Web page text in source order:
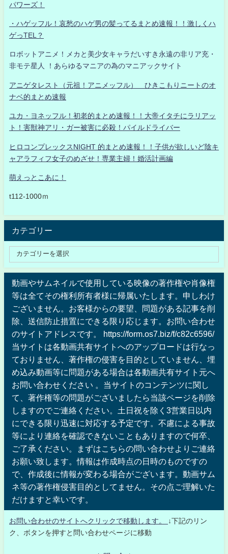
パワーズ！
・ハゲッフル！哀愁のハゲ男の髪ってるまとめ速報！！激しくハ
ゲっTEL？
ロボットアニメ！メカと美少女キャラだいすき永遠の非リア充・
非モテ星人 ！あらゆるマニアの為のマニアックサイト
アニゲタレスト（元祖！アニメッフル） ひきこもりニートのオ
ナベ的まとめ速報
ユカ・ヨネッフル！初老的まとめ速報！！大帝イタチにラリアッ
ト！害獣神アリ・ガー被害に必殺！パイルドライバー
ヒロコンプレックスNIGHT 的まとめ速報！！子供が欲しいど陰キ
ャアラフィフ女子のめざせ！専業主婦！婚活計画編
萌えっとこあに！
t112-1000ｍ
カテゴリー
動画やサムネイルで使用している映像の著作権や肖像権
等は全てその権利所有者様に帰属いたします。申しわけ
ございません。お客様からの要望、問題がある記事を削
除、送信防止措置にできる限り応じます。お問い合わせ
のサイトアドレスです。 https://form.os7.biz/f/c82c6596/
当サイトは各動画共有サイトへのアップロードは行なっ
ておりません、著作権の侵害を目的としていません、埋
め込み動画等に問題がある場合は各動画共有サイト元へ
お問い合わせください 。当サイトのコンテンツに関し
て、著作権等の問題がございましたら当該ページを削除
しますのでご連絡ください。土日祝を除く3営業日以内
にできる限り迅速に対応する予定です。不慮による事故
等により連絡を確認できないこともありますので何卒、
ご了承ください。まずはこちらの問い合わせよりご連絡
お願い致します。情報は作成時点の日時のものですの
で、作成後に情報が変わる場合がございます。動画サム
ネ等の著作権侵害目的としてません。その点ご理解いた
だけますと幸いです。
お問い合わせのサイトへクリックで移動します。
↓下記のリン
ク、ボタンを押すと問い合わせページに移動